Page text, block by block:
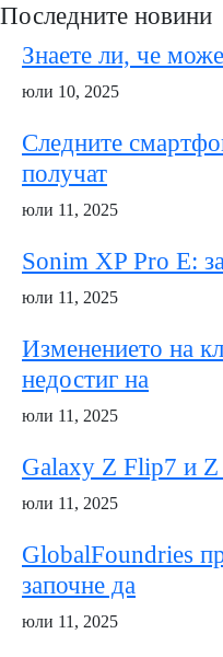
Последните новини
Знаете ли, че
юли 10, 2025
Следните
получат
юли 11, 2025
Sonim XP Pro E:
юли 11, 2025
Изменението на
недостиг на
юли 11, 2025
Galaxy Z Flip7 и
юли 11, 2025
GlobalFoundries
започне да
юли 11, 2025